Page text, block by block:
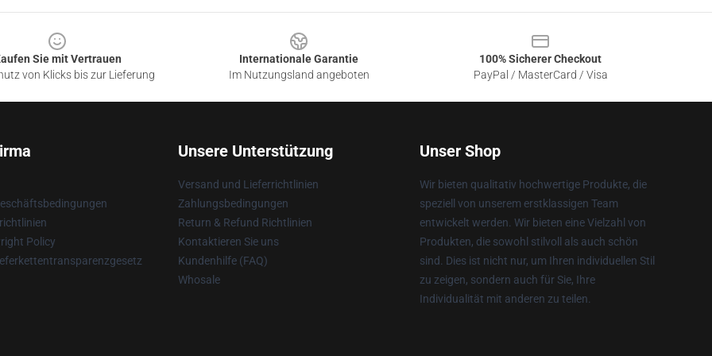
Sie mit Vertrauen
von Klicks bis zur Lieferung
Internationale Garantie
Im Nutzungsland angeboten
100% Sicherer Checkout
PayPal / MasterCard / Visa
Policy
Unsere Unterstützung
Versand und Lieferrichtlinien
Zahlungsbedingungen
Return & Refund Richtlinien
Kontaktieren Sie uns
Kundenhilfe (FAQ)
Whosale
Unser Shop
Wir bieten qualitativ hochwertige Produkte, die
speziell von unserem erstklassigen Team
entwickelt werden. Wir bieten eine Vielzahl von
Produkten, die sowohl stilvoll als auch schön
sind. Dies ist nicht nur, um Ihren individuellen Stil
zu zeigen, sondern auch für Sie, Ihre
Individualität mit anderen zu teilen.